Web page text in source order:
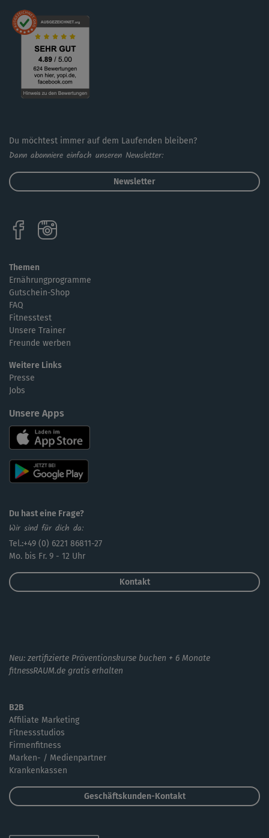
Du möchtest immer auf dem Laufenden bleiben?
Dann abonniere einfach unseren Newsletter:
Newsletter
Themen
Ernährungprogramme
Gutschein-Shop
FAQ
Fitnesstest
Unsere Trainer
Freunde werben
Weitere Links
Presse
Jobs
Unsere Apps
Du hast eine Frage?
Wir sind für dich da:
Tel.:+49 (0) 6221 86811-27
Mo. bis Fr. 9 - 12 Uhr
Kontakt
Neu: zertifizierte Präventionskurse buchen + 6 Monate
fitnessRAUM.de gratis erhalten
B2B
Affiliate Marketing
Fitnessstudios
Firmenfitness
Marken- / Medienpartner
Krankenkassen
Geschäftskunden-Kontakt